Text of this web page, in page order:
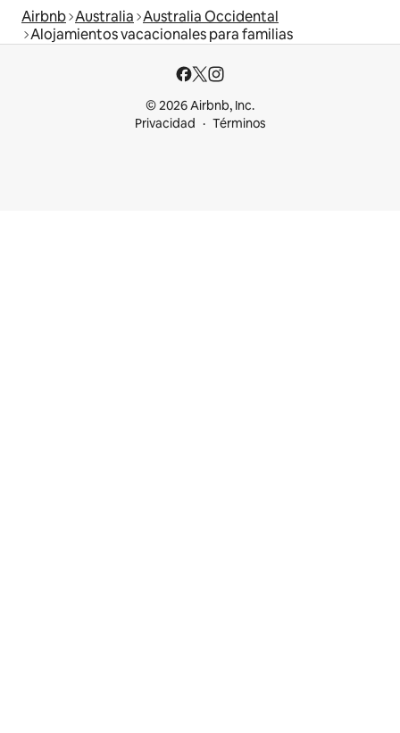
Airbnb Australia Australia Occidental
Alojamientos vacacionales para familias
© 2026 Airbnb, Inc.
Privacidad
Términos